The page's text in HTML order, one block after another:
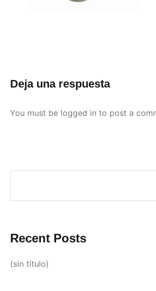
Recent Posts
(sin título)
Deja una respuesta
You must be logged in to post a